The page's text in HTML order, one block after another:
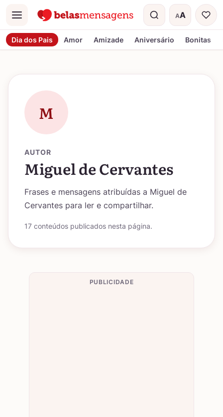
Menu AA
Tamanho do
Dia dos Pais Amor Amizade Aniversário Bonitas
M
AUTOR
Miguel de Cervantes
Frases e mensagens atribuídas a Miguel de
Cervantes para ler e compartilhar.
17 conteúdos publicados nesta página.
PUBLICIDADE